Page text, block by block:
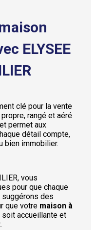
ELYSEE
clé pour la vente
rangé et aéré
permet aux
détail compte,
bien immobilier.
vous
pour que chaque
des
que votre maison à
soit accueillante et